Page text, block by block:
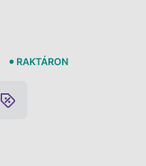
RAKTÁRON